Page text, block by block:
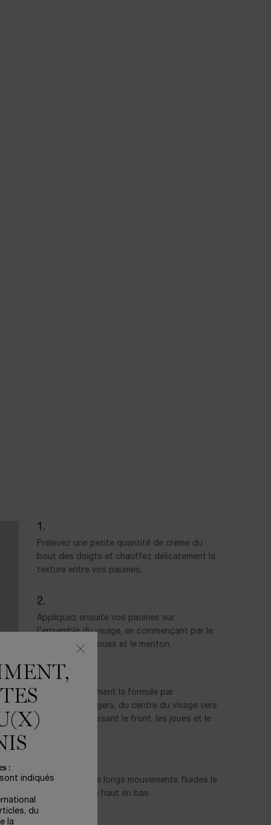
Prélevez une petite quantité de crème du
bout des doigts et chauffez délicatement la
texture entre vos paumes.
Appliquez ensuite vos paumes sur
l'ensemble du visage, en commençant par le
front, puis les joues et le menton.
Massez doucement la formule par
mouvements légers, du centre du visage vers
l'extérieur, en lissant le front, les joues et le
Terminez par de longs mouvements fluides le
long du cou, de haut en bas.
:
indiqués
du
la